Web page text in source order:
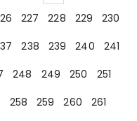
227 228 229
230
238 239 240
241
248 249 250
251
258 259 260
261